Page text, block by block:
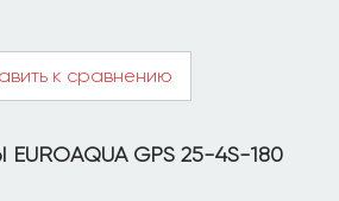
GPS 25-4S-180
к сравнению